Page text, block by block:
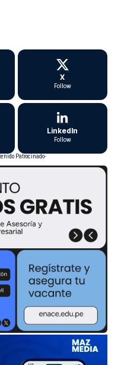
X
Follow
LinkedIn
Follow
Patrocinado-